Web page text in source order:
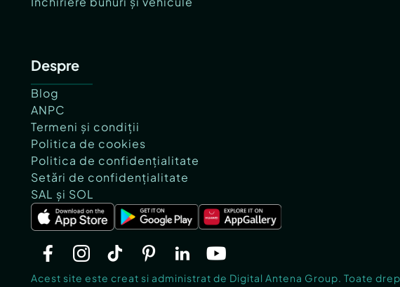
Despre
Blog
ANPC
Termeni și condiții
Politica de cookies
Politica de confidențialitate
Setări de confidențialitate
SAL și SOL
Acest site este creat si administrat de Digital Antena Group. Toate